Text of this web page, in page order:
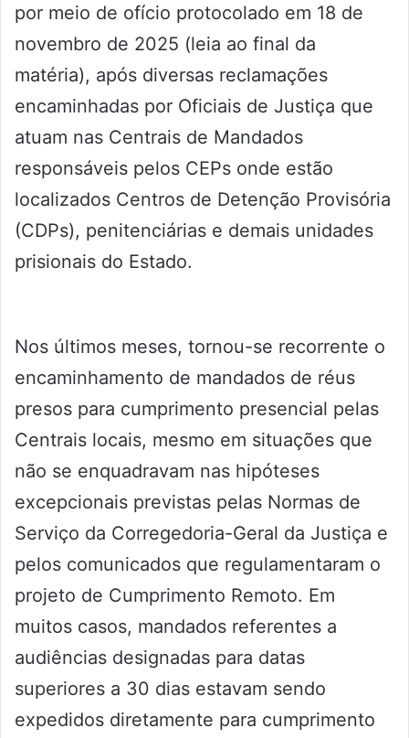
por meio de ofício protocolado em 18 de
novembro de 2025 (leia ao final da
matéria), após diversas reclamações
encaminhadas por Oficiais de Justiça que
atuam nas Centrais de Mandados
responsáveis pelos CEPs onde estão
localizados Centros de Detenção Provisória
(CDPs), penitenciárias e demais unidades
prisionais do Estado.
Nos últimos meses, tornou-se recorrente o
encaminhamento de mandados de réus
presos para cumprimento presencial pelas
Centrais locais, mesmo em situações que
não se enquadravam nas hipóteses
excepcionais previstas pelas Normas de
Serviço da Corregedoria-Geral da Justiça e
pelos comunicados que regulamentaram o
projeto de Cumprimento Remoto. Em
muitos casos, mandados referentes a
audiências designadas para datas
superiores a 30 dias estavam sendo
expedidos diretamente para cumprimento